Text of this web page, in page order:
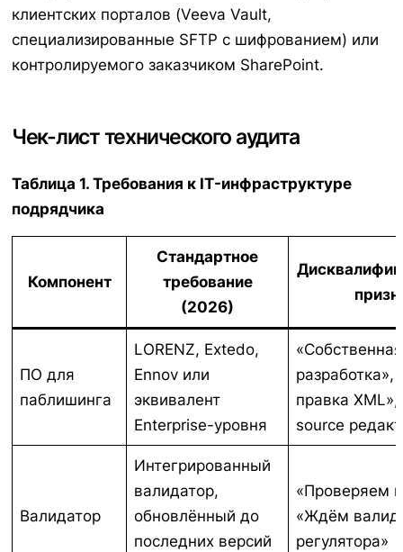
клиентских порталов (Veeva Vault,
специализированные SFTP с шифрованием) или
контролируемого заказчиком SharePoint.
Чек-лист технического аудита
Таблица 1. Требования к IT-инфраструктуре
подрядчика
Компонент
Стандартное
требование
(2026)
ПО для
паблишинга
LORENZ, Extedo,
Ennov или
эквивалент
Enterprise-уровня
«Собственная
разработка»,
правка XML»,
source
Валидатор
Интегрированный
валидатор,
обновлённый до
последних версий
«Проверяем
«Ждём
регулятора»